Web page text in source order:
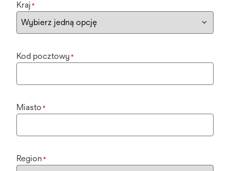
Kraj *
Kod pocztowy *
Miasto *
Region *